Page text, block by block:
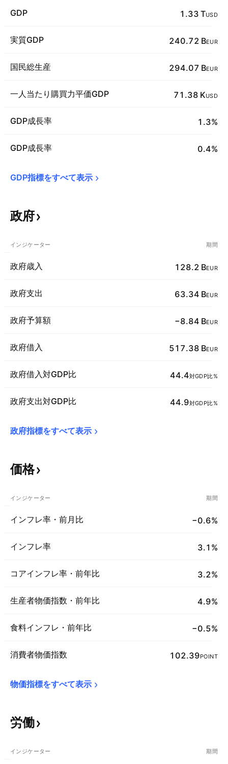
GDP 1.33 TUSD
実質GDP 240.72 BEUR
国民総生産 294.07 BEUR
一人当たり購買力平価GDP 71.38 KUSD
GDP成長率 1.3%
GDP成長率 0.4%
GDP指標をすべて表示
政府
インジケーター 期間
政府歳入 128.2 BEUR
政府支出 63.34 BEUR
政府予算額 −8.84 BEUR
政府借入 517.38 BEUR
政府借入対GDP比 44.4対GDP比%
政府支出対GDP比 44.9対GDP比%
政府指標をすべて表示
価格
インジケーター 期間
インフレ率・前月比 −0.6%
インフレ率 3.1%
コアインフレ率・前年比 3.2%
生産者物価指数・前年比 4.9%
食料インフレ・前年比 −0.5%
消費者物価指数 102.39POINT
物価指標をすべて表示
労働
インジケーター 期間